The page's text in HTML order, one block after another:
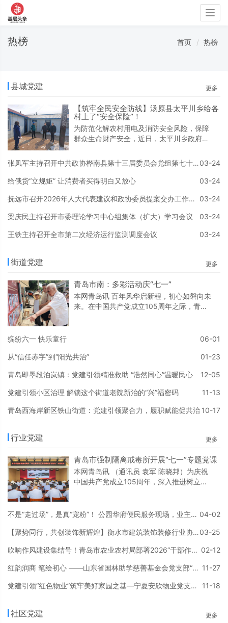
热榜 首页 热榜
县城党建 更多
【筑牢全民安全防线】汤原县太平川乡给各
村上了“安全保险”！
为防范化解农村用电及消防安全风险，保障
群众生命财产安全，近日，太平川乡政府联
联合检查组，开展农村用电及消防安全隐患
专项排查整治行动。联合检查组来到各村村
委会和幸福大院等人员密集场所，重点排查
象，配电箱、插座等用电设备是否规范使
散通道是否畅通，以及是否存在违规堆放易
燃物品等安全隐患。针对检
张凤军主持召开中共政协桦南县第十三届委员会党组第七十八次（扩大）会议 03-24
给俄货“立规矩” 让消费者买得明白又放心 03-24
抚远市召开2026年人大代表建议和政协委员提案交办工作会议 03-24
梁庆民主持召开市委理论学习中心组集体（扩大）学习会议 03-24
王铁主持召开全市第二次经济运行监测调度会议 03-24
街道党建 更多
青岛市南：多彩活动庆“七一”
本网青岛讯 百年风华启新程，初心如磐向未
来。在中国共产党成立105周年之际，青岛
地气的红色实践，赓续红色血脉、凝聚奋进
前行。让鲜红党旗在基层一线高高飘扬。沉
南区创新授课形式，将课堂搬进社区阵地、
邻里空间，打造沉浸式、实景化红色党课，
筑牢党员思想根
缤纷六一 快乐童行 06-01
从“信任赤字”到“阳光共治” 01-23
青岛即墨段泊岚镇：党建引领精准救助 “浩然同心”温暖民心 12-05
党建引领小区治理 解锁这个街道老院新治的“兴”福密码 11-13
青岛西海岸新区铁山街道：党建引领聚合力，履职赋能促共治 10-17
行业党建 更多
青岛市强制隔离戒毒所开展“七一”专题党课
本网青岛讯 （通讯员 袁军 陈晓邦）为庆祝
中国共产党成立105周年，深入推进树立和
党委副书记、政委黄聿伟以“树立和践行正确
新答卷”为题讲授专题党课，除值班执勤外全
乎立党为公、执政为民，是检验党性修养的
重要标尺。全体党员干部要深刻认识树立和
践行
不是“走过场”，是真“宠粉”！ 公园华府便民服务现场，业主：这样的物业请来一打 04-02
【聚势同行，共创装饰新辉煌】衡水市建筑装饰装修行业协会2026年换届及年会庆典大会圆满落幕！ 03-25
吹响作风建设集结号！青岛市农业农村局部署2026“干部作风建设年” 专项行动 02-12
红韵润商 笔绘初心 ——山东省国林助学慈善基金会党支部“党建红韵润商工程”主题笔会成功举办 11-27
党建引领“红色物业”筑牢美好家园之基—宁夏安欣物业党支部以“欣心向党美好家”品牌探索基层治理新路径 11-18
社区党建 更多